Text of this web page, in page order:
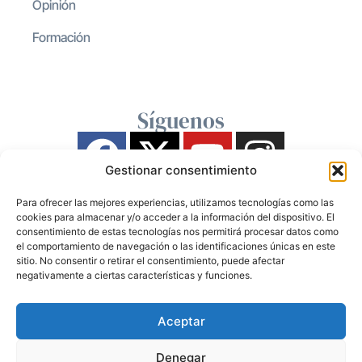
Gestionar consentimiento
Para ofrecer las mejores experiencias, utilizamos tecnologías como las
cookies para almacenar y/o acceder a la información del dispositivo. El
consentimiento de estas tecnologías nos permitirá procesar datos como
el comportamiento de navegación o las identificaciones únicas en este
sitio. No consentir o retirar el consentimiento, puede afectar
negativamente a ciertas características y funciones.
Aceptar
Denegar
Opinión
Formación
Síguenos